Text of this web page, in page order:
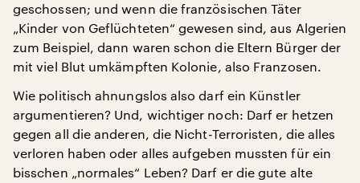
geschossen; und wenn die französischen Täter
„Kinder von Geflüchteten“ gewesen sind, aus Algerien
zum Beispiel, dann waren schon die Eltern Bürger der
mit viel Blut umkämpften Kolonie, also Franzosen.
Wie politisch ahnungslos also darf ein Künstler
argumentieren? Und, wichtiger noch: Darf er hetzen
gegen all die anderen, die Nicht-Terroristen, die alles
verloren haben oder alles aufgeben mussten für ein
bisschen „normales“ Leben? Darf er die gute alte